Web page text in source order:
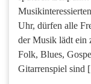
Uhr, dürfen alle
der Musik lädt ein
Folk, Blues,
Gitarrenspiel